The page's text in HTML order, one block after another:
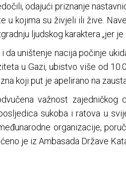
odajući priznanje
u kojima su živjeli ili žive.
ljudskog karaktera „jer
da uništenje nacija počinje
u Gazi, ubistvo više od
koji put je apelirano na
važnost zajedničkog
sukoba i ratova u
organizacije,
je iz Ambasada Države